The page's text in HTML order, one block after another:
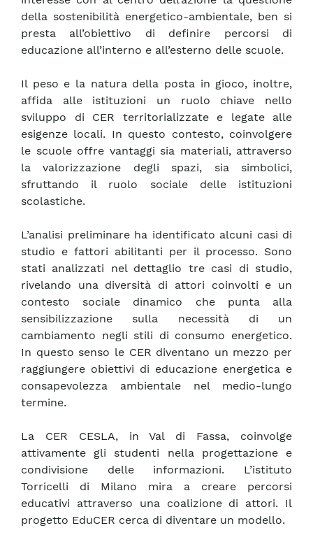
della sostenibilità energetico-ambientale, ben si
presta all’obiettivo di definire percorsi di
educazione all’interno e all’esterno delle scuole.
Il peso e la natura della posta in gioco, inoltre,
affida alle istituzioni un ruolo chiave nello
sviluppo di CER territorializzate e legate alle
esigenze locali. In questo contesto, coinvolgere
le scuole offre vantaggi sia materiali, attraverso
la valorizzazione degli spazi, sia simbolici,
sfruttando il ruolo sociale delle istituzioni
scolastiche.
L’analisi preliminare ha identificato alcuni casi di
studio e fattori abilitanti per il processo. Sono
stati analizzati nel dettaglio tre casi di studio,
rivelando una diversità di attori coinvolti e un
contesto sociale dinamico che punta alla
sensibilizzazione sulla necessità di un
cambiamento negli stili di consumo energetico.
In questo senso le CER diventano un mezzo per
raggiungere obiettivi di educazione energetica e
consapevolezza ambientale nel medio-lungo
termine.
La CER CESLA, in Val di Fassa, coinvolge
attivamente gli studenti nella progettazione e
condivisione delle informazioni. L’istituto
Torricelli di Milano mira a creare percorsi
educativi attraverso una coalizione di attori. Il
progetto EduCER cerca di diventare un modello.